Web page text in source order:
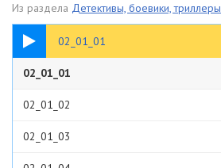
Из раздела Детективы, боевики, триллеры
02_01_01
05:10
02_01_01
02_01_02
02_01_03